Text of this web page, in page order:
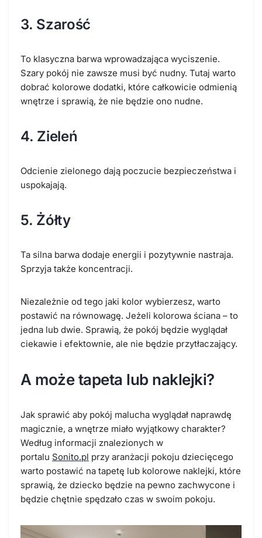
3. Szarość
To klasyczna barwa wprowadzająca wyciszenie.
Szary pokój nie zawsze musi być nudny. Tutaj warto
dobrać kolorowe dodatki, które całkowicie odmienią
wnętrze i sprawią, że nie będzie ono nudne.
4. Zieleń
Odcienie zielonego dają poczucie bezpieczeństwa i
uspokajają.
5. Żółty
Ta silna barwa dodaje energii i pozytywnie nastraja.
Sprzyja także koncentracji.
Niezależnie od tego jaki kolor wybierzesz, warto
postawić na równowagę. Jeżeli kolorowa ściana – to
jedna lub dwie. Sprawią, że pokój będzie wyglądał
ciekawie i efektownie, ale nie będzie przytłaczający.
A może tapeta lub naklejki?
Jak sprawić aby pokój malucha wyglądał naprawdę
magicznie, a wnętrze miało wyjątkowy charakter?
Według informacji znalezionych w
portalu Sonito.pl przy aranżacji pokoju dziecięcego
warto postawić na tapetę lub kolorowe naklejki, które
sprawią, że dziecko będzie na pewno zachwycone i
będzie chętnie spędzało czas w swoim pokoju.